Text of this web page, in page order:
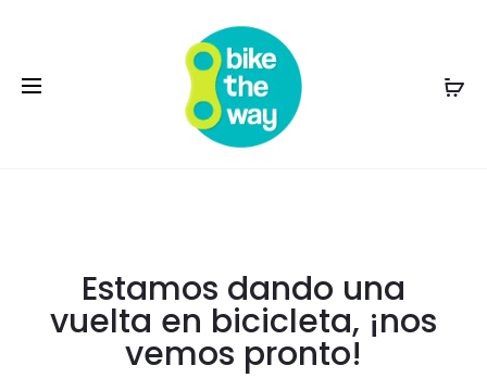
Estamos dando una
vuelta en bicicleta, ¡nos
vemos pronto!